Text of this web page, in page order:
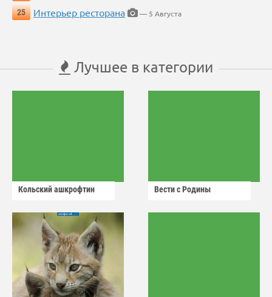
25
Интерьер ресторана — 5 Августа
Лучшее в категории
Кольский ашкрофтин Вести с Родины